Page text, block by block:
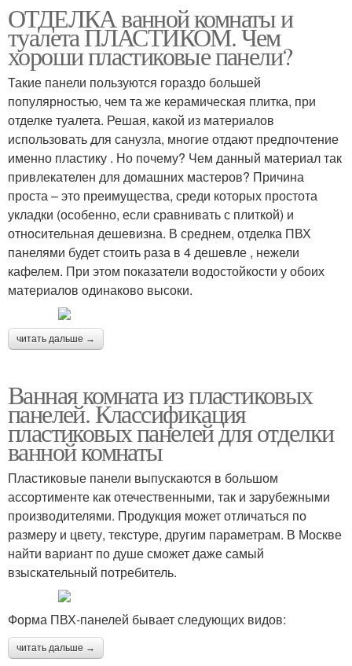
ОТДЕЛКА ванной комнаты и
туалета ПЛАСТИКОМ. Чем
хороши пластиковые панели?
Такие панели пользуются гораздо большей
популярностью, чем та же керамическая плитка, при
отделке туалета. Решая, какой из материалов
использовать для санузла, многие отдают предпочтение
именно пластику . Но почему? Чем данный материал так
привлекателен для домашних мастеров? Причина
проста – это преимущества, среди которых простота
укладки (особенно, если сравнивать с плиткой) и
относительная дешевизна. В среднем, отделка ПВХ
панелями будет стоить раза в 4 дешевле , нежели
кафелем. При этом показатели водостойкости у обоих
материалов одинаково высоки.
читать дальше →
Ванная комната из пластиковых
панелей. Классификация
пластиковых панелей для отделки
ванной комнаты
Пластиковые панели выпускаются в большом
ассортименте как отечественными, так и зарубежными
производителями. Продукция может отличаться по
размеру и цвету, текстуре, другим параметрам. В Москве
найти вариант по душе сможет даже самый
взыскательный потребитель.
Форма ПВХ-панелей бывает следующих видов:
читать дальше →